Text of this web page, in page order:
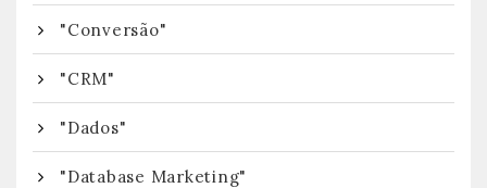
"Conversão"
"CRM"
"Dados"
"Database Marketing"